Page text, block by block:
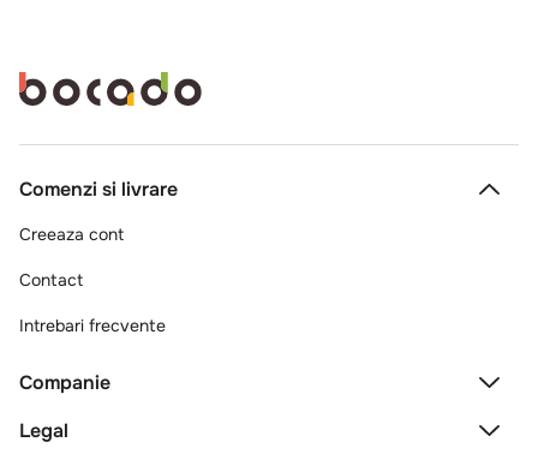
Comenzi si livrare
Creeaza cont
Contact
Intrebari frecvente
Companie
Legal